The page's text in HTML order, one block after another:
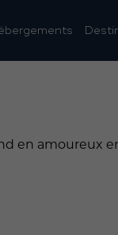
en amoureux